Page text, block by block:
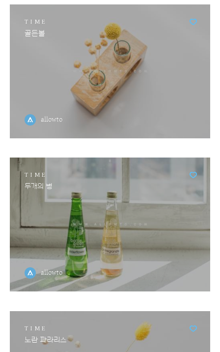
TIME
골든볼
allowto
TIME
두개의 병
allowto
TIME
노란 파라리스